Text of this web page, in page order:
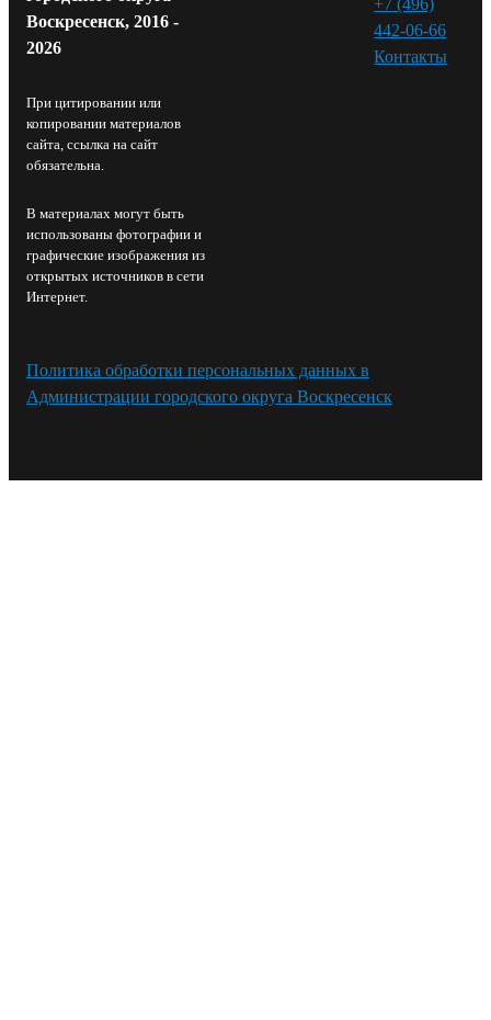
Воскресенск, 2016 -
2026
При цитировании или
копировании материалов
сайта, ссылка на сайт
обязательна.
В материалах могут быть
использованы фотографии и
графические изображения из
открытых источников в сети
Интернет.
442-06-66
Контакты⁠
Политика обработки персональных данных в
Администрации городского округа Воскресенск